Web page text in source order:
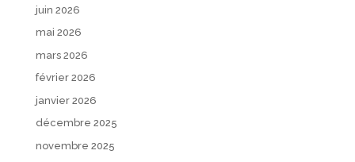
juin 2026
mai 2026
mars 2026
février 2026
janvier 2026
décembre 2025
novembre 2025